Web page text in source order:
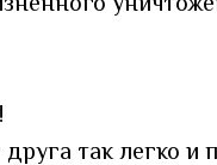
так легко и